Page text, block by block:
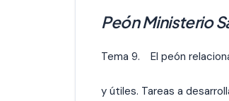
Peón Ministerio
Tema 9. El peón
y útiles. Tareas a